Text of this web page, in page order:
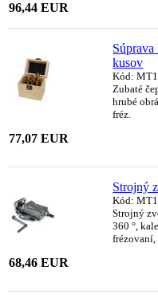
96,44 EUR
kusov
Kód:
Zubaté
hrubé
fréz.
77,07 EUR
Strojný
Kód:
Strojný
360 °,
68,46 EUR